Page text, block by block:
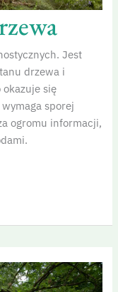
Jest
drzewa i
się
sporej
ogromu informacji,